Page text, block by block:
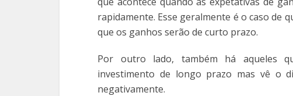
rapidamente. Esse geralmente é o caso de
que os ganhos serão de curto prazo.
Por outro lado, também há aqueles
investimento de longo prazo mas vê o
negativamente.